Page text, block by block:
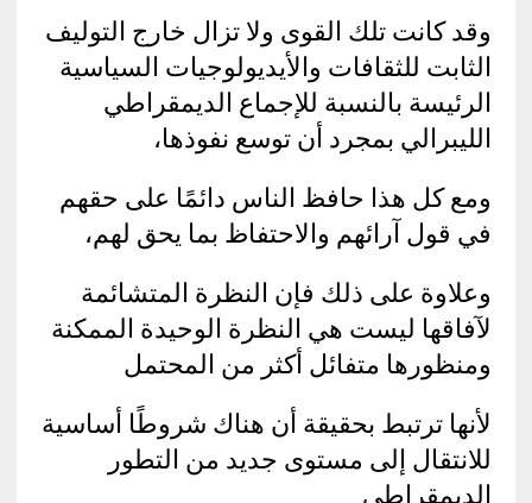
وقد كانت تلك القوى ولا تزال خارج التوليف
الثابت للثقافات والأيديولوجيات السياسية
الرئيسة بالنسبة للإجماع الديمقراطي
الليبرالي بمجرد أن توسع نفوذها،
ومع كل هذا حافظ الناس دائمًا على حقهم
في قول آرائهم والاحتفاظ بما يحق لهم،
وعلاوة على ذلك فإن النظرة المتشائمة
لآفاقها ليست هي النظرة الوحيدة الممكنة
ومنظورها متفائل أكثر من المحتمل
لأنها ترتبط بحقيقة أن هناك شروطًا أساسية
للانتقال إلى مستوى جديد من التطور
الديمقراطي